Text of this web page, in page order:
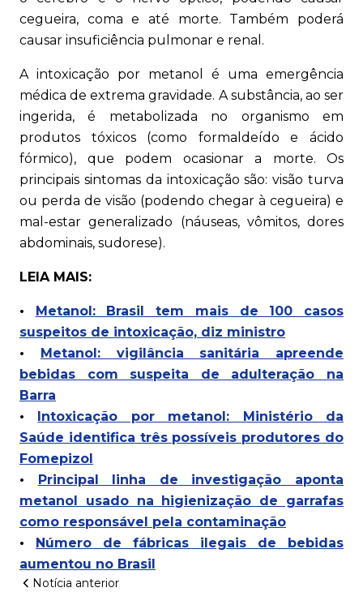
cegueira, coma e até morte. Também poderá
causar insuficiência pulmonar e renal.
A intoxicação por metanol é uma emergência
médica de extrema gravidade. A substância, ao ser
ingerida, é metabolizada no organismo em
produtos tóxicos (como formaldeído e ácido
fórmico), que podem ocasionar a morte. Os
principais sintomas da intoxicação são: visão turva
ou perda de visão (podendo chegar à cegueira) e
mal-estar generalizado (náuseas, vômitos, dores
abdominais, sudorese).
LEIA MAIS:
•
Metanol: Brasil tem mais de 100 casos
suspeitos de intoxicação, diz ministro
•
Metanol: vigilância sanitária apreende
bebidas com suspeita de adulteração na
Barra
•
Intoxicação por metanol: Ministério da
Saúde identifica três possíveis produtores do
Fomepizol
•
Principal linha de investigação aponta
metanol usado na higienização de garrafas
como responsável pela contaminação
•
Número de fábricas ilegais de bebidas
aumentou no Brasil
Notícia anterior